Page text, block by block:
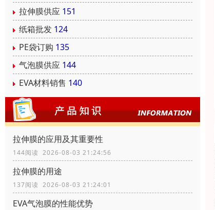
拉伸膜供应 151
纸箱批发 124
PE袋订购 135
气泡膜供应 144
EVA材料销售 140
拉伸膜的应用及其重要性
144阅读 2026-08-03 21:24:56
拉伸膜的用途
137阅读 2026-08-03 21:24:01
EVA气泡膜的性能优势